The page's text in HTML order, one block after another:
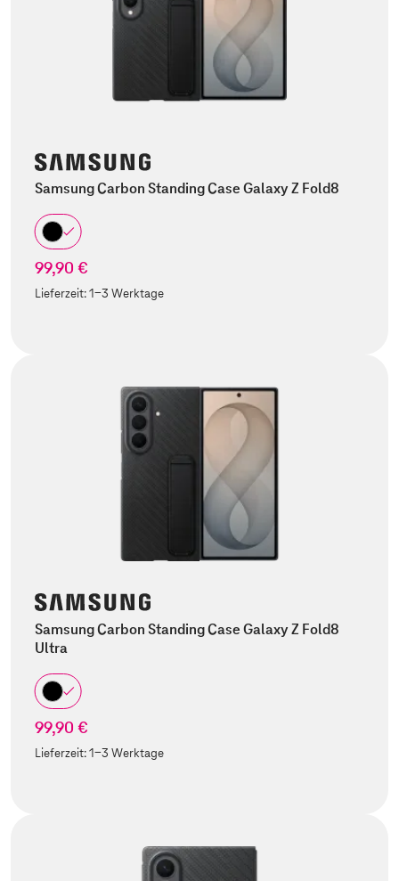
Samsung Carbon Standing Case Galaxy Z Fold8
99,90 €
Lieferzeit:1-3 Werktage
Samsung Carbon Standing Case Galaxy Z Fold8
Ultra
99,90 €
Lieferzeit:1-3 Werktage